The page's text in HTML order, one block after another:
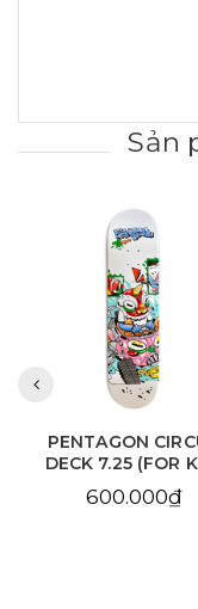
Sản
PENTAGON
DECK 7.25 (FOR
600.000₫